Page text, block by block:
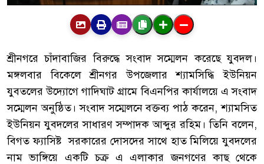
শ্রীনগরে চাঁদাবাজির বিরুদ্ধে সংবাদ সম্মেলন করেছে যুবদল।
মঙ্গলবার বিকেলে শ্রীনগর উপজেলার শ্যামসিদ্ধি ইউনিয়ন
যুবতলের উদ্যোগে গাদিঘাট গ্রামে বিএনপির কার্যালয়ে এ সংবাদ
সম্মেলন অনুষ্ঠিত। সংবাদ সম্মেলনে বক্তব্য পাঠ করেন, শ্যামসিত
ইউনিয়ন যুবদলের সাধারণ সম্পাদক আব্দুর রহিম। তিনি বলেন,
বিগত ফ্যাসিষ্ট সরকারের দোসদের সাথে হাত মিলিয়ে যুবদলের
নাম ভাঙ্গিয়ে একটি চক্র এ এলাকার জনগণের কাছ থেকে